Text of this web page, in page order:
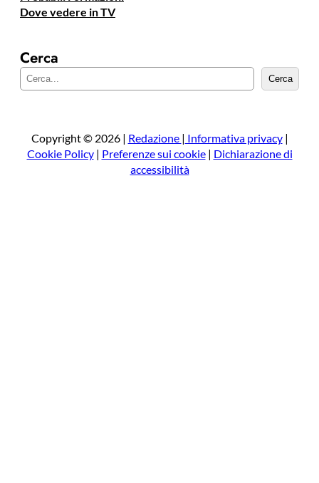
Dove vedere in TV
Cerca
e
a
Cerca
Copyright © 2026 | Redazione | Informativa privacy|
Cookie Policy| Preferenze sui cookie| Dichiarazione di
accessibilità